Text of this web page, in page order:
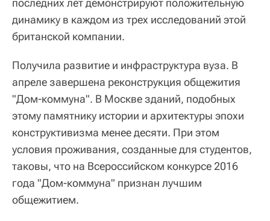
последних лет демонстрируют положительную
динамику в каждом из трех исследований этой
британской компании.
Получила развитие и инфраструктура вуза. В
апреле завершена реконструкция общежития
"Дом-коммуна". В Москве зданий, подобных
этому памятнику истории и архитектуры эпохи
конструктивизма менее десяти. При этом
условия проживания, созданные для студентов,
таковы, что на Всероссийском конкурсе 2016
года "Дом-коммуна" признан лучшим
общежитием.